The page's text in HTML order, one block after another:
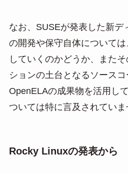
なお、SUSEが発表した新デ
の開発や保守自体について
していくのかどうか、また
ションの土台となるソース
OpenELAの成果物を活用し
ついては特に言及されていま
Rocky Linuxの発表から